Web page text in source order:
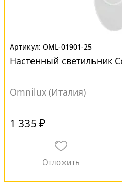
OML-01901-25
Настенный светильник
Omnilux (Италия)
1 335 ₽